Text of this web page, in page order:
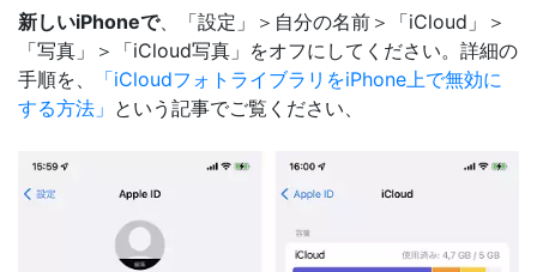
新しいiPhoneで、「設定」＞自分の名前＞「iCloud」＞
「写真」＞「iCloud写真」をオフにしてください。詳細の
手順を、
「iCloudフォトライブラリをiPhone上で無効に
する方法」 という記事でご覧ください、